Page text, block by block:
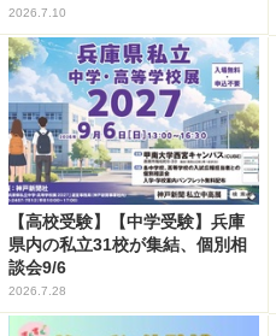
2026.7.10
【高校受験】【中学受験】兵庫
県内の私立31校が集結、個別相
談会9/6
2026.7.28